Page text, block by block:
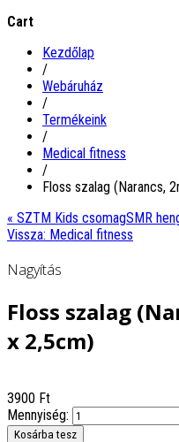
Cart
Kezdőlap
/
Webáruház
/
Termékeink
/
Medical fitness
/
Floss szalag (Narancs,
« SZTM Kids csomagSMR
Vissza: Medical fitness
Nagyítás
Floss szalag
x 2,5cm)
3900 Ft
Mennyiség: